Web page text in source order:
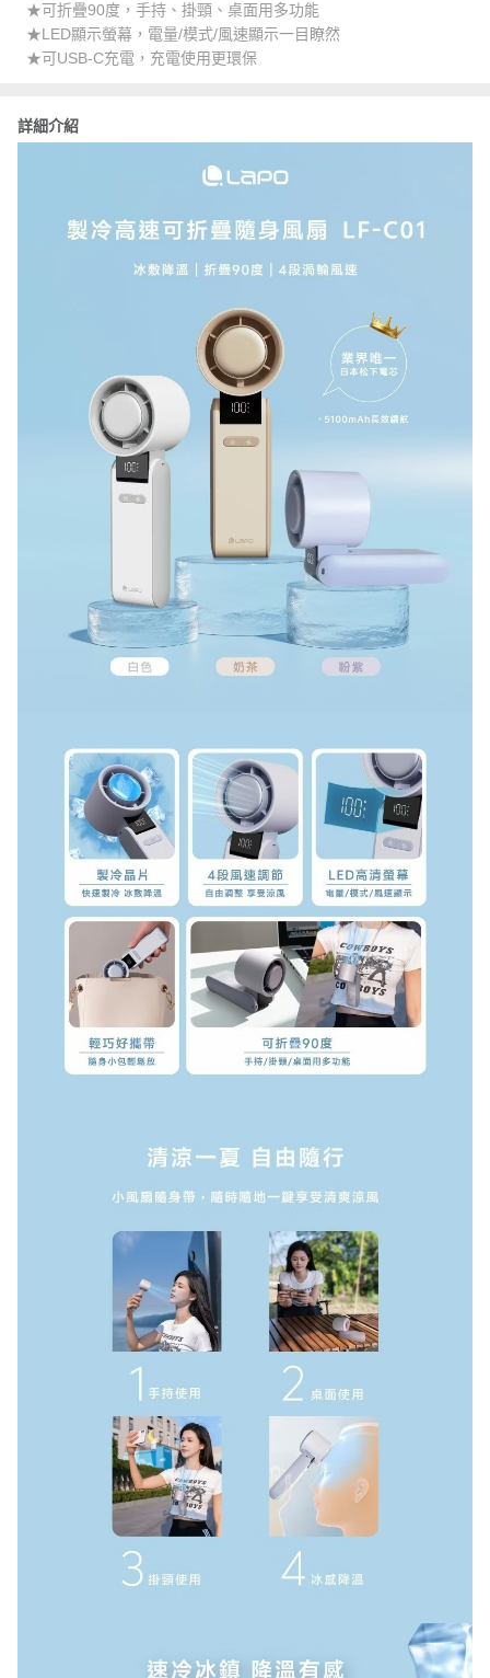
★可折疊90度，手持、掛頸、桌面用多功能
★LED顯示螢幕，電量/模式/風速顯示一目瞭然
★可USB-C充電，充電使用更環保
詳細介紹